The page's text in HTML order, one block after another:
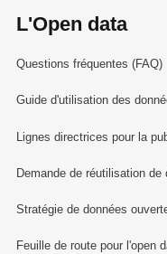
L'Open data
Questions fréquentes (FAQ)
Guide d'utilisation des
Lignes directrices pour la
Demande de réutilisation de
Stratégie de données
Feuille de route pour l'open